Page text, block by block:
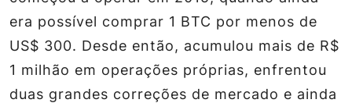
era possível comprar 1 BTC por menos de
US$ 300. Desde então, acumulou mais de R$
1 milhão em operações próprias, enfrentou
duas grandes correções de mercado e ainda